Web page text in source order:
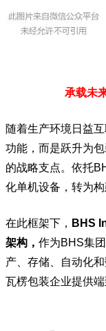
承载未
随着生产环境日益
功能，而是跃升为
的战略支点。依托
化单机设备，转为
在此框架下， BHS
架构， 作为BHS集
产、存储、自动化
瓦楞包装企业提供端